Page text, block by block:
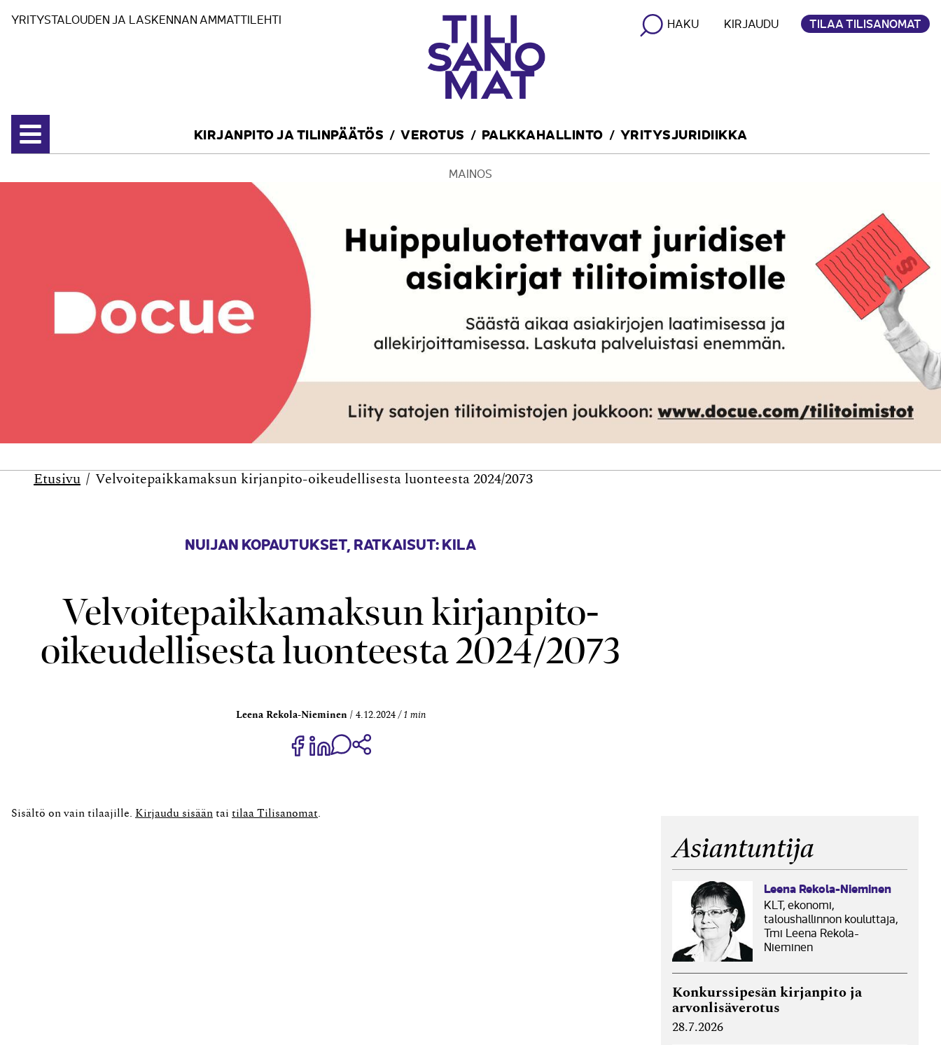
YRITYSTALOUDEN JA LASKENNAN AMMATTILEHTI HAKU KIRJAUDU TILAA TILISANOMAT
Avaa valikko
KIRJANPITO JA TILINPÄÄTÖS VEROTUS PALKKAHALLINTO YRITYSJURIDIIKKA
MAINOS
Etusivu Velvoitepaikkamaksun kirjanpito-oikeudellisesta luonteesta 2024/2073
NUIJAN KOPAUTUKSET, RATKAISUT: KILA
Velvoitepaikkamaksun kirjanpito-
oikeudellisesta luonteesta 2024/2073
Leena Rekola-Nieminen 4.12.2024 1 min
Jaa Share on Facebook
Jaa Share on LinkedIn
Jaa WhatsApp-viestinä
Sisältö on vain tilaajille. Kirjaudu sisään tai tilaa Tilisanomat
Asiantuntija
Leena Rekola-Nieminen
KLT, ekonomi,
taloushallinnon kouluttaja,
Tmi Leena Rekola-
Nieminen
Konkurssipesän kirjanpito ja
arvonlisäverotus
28.7.2026